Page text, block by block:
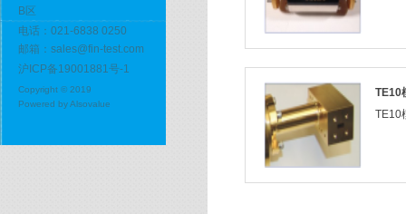
B区
电话：021-6838 0250
邮箱：sales@fin-test.com
沪ICP备19001881号-1
Copyright © 2019
Powered byAlsovalue
TE10
TE10